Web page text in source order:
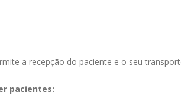
a recepção do paciente e o seu
pacientes: